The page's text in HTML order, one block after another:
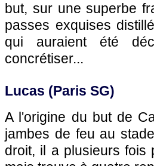
but, sur une superbe
passes exquises
qui auraient été
concrétiser...
Lucas (Paris SG)
A l'origine du but de
jambes de feu au
droit, il a plusieurs fois